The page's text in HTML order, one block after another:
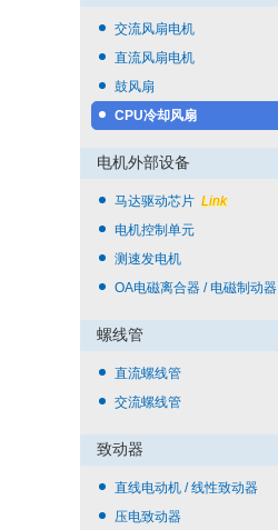
交流风扇电机
直流风扇电机
鼓风扇
CPU冷却风扇
电机外部设备
马达驱动芯片 Link
电机控制单元
测速发电机
OA电磁离合器 / 电磁制动器
螺线管
直流螺线管
交流螺线管
致动器
直线电动机 / 线性致动器
压电致动器